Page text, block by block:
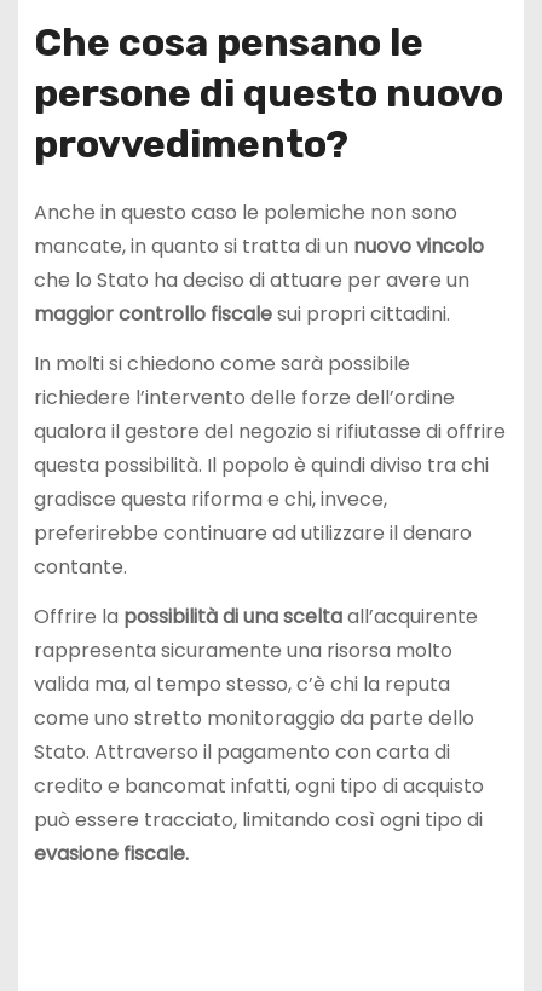
Che cosa pensano le
persone di questo nuovo
provvedimento?
Anche in questo caso le polemiche non sono
mancate, in quanto si tratta di un nuovo vincolo
che lo Stato ha deciso di attuare per avere un
maggior controllo fiscalesui propri cittadini.
In molti si chiedono come sarà possibile
richiedere l’intervento delle forze dell’ordine
qualora il gestore del negozio si rifiutasse di offrire
questa possibilità. Il popolo è quindi diviso tra chi
gradisce questa riforma e chi, invece,
preferirebbe continuare ad utilizzare il denaro
contante.
Offrire la possibilità di una sceltaall’acquirente
rappresenta sicuramente una risorsa molto
valida ma, al tempo stesso, c’è chi la reputa
come uno stretto monitoraggio da parte dello
Stato. Attraverso il pagamento con carta di
credito e bancomat infatti, ogni tipo di acquisto
può essere tracciato, limitando così ogni tipo di
evasione fiscale.